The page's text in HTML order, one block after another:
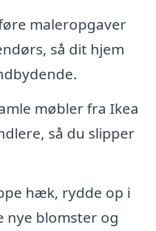
maleropgaver
så dit hjem
møbler fra Ikea
så du slipper
hæk, rydde op i
nye blomster og